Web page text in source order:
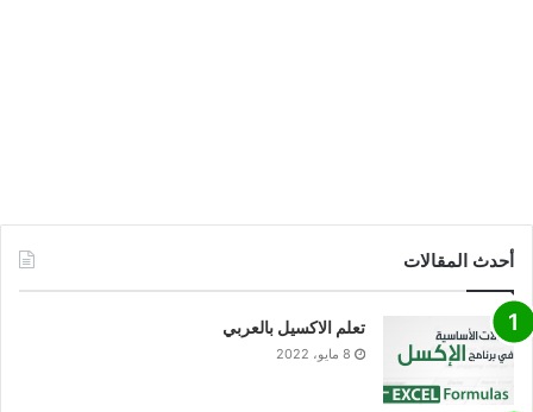
أحدث المقالات
تعلم الاكسيل بالعربي
8 مايو، 2022